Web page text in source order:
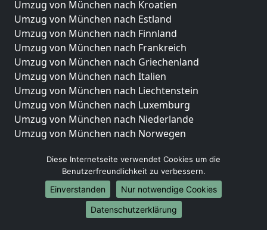
Umzug von München nach Kroatien
Umzug von München nach Estland
Umzug von München nach Finnland
Umzug von München nach Frankreich
Umzug von München nach Griechenland
Umzug von München nach Italien
Umzug von München nach Liechtenstein
Umzug von München nach Luxemburg
Umzug von München nach Niederlande
Umzug von München nach Norwegen
Umzüge-Deutschlandweit
Umzug von München nach Berlin
Umzug von München nach Hamburg
Umzug von München nach München
Umzug von München nach Köln
Diese Internetseite verwendet Cookies um die
Benutzerfreundlichkeit zu verbessern.
Einverstanden
Nur notwendige Cookies
Datenschutzerklärung